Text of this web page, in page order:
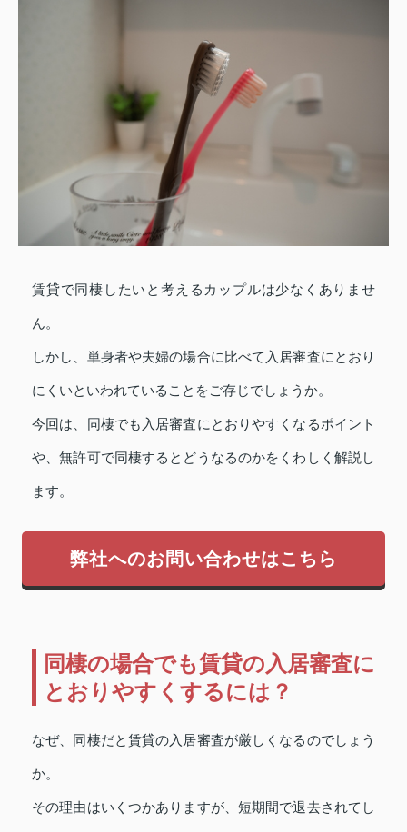
賃貸で同棲したいと考えるカップルは少なくありませ
ん。
しかし、単身者や夫婦の場合に比べて入居審査にとおり
にくいといわれていることをご存じでしょうか。
今回は、同棲でも入居審査にとおりやすくなるポイント
や、無許可で同棲するとどうなるのかをくわしく解説し
ます。
弊社へのお問い合わせはこちら
同棲の場合でも賃貸の入居審査に
とおりやすくするには？
なぜ、同棲だと賃貸の入居審査が厳しくなるのでしょう
か。
その理由はいくつかありますが、短期間で退去されてし